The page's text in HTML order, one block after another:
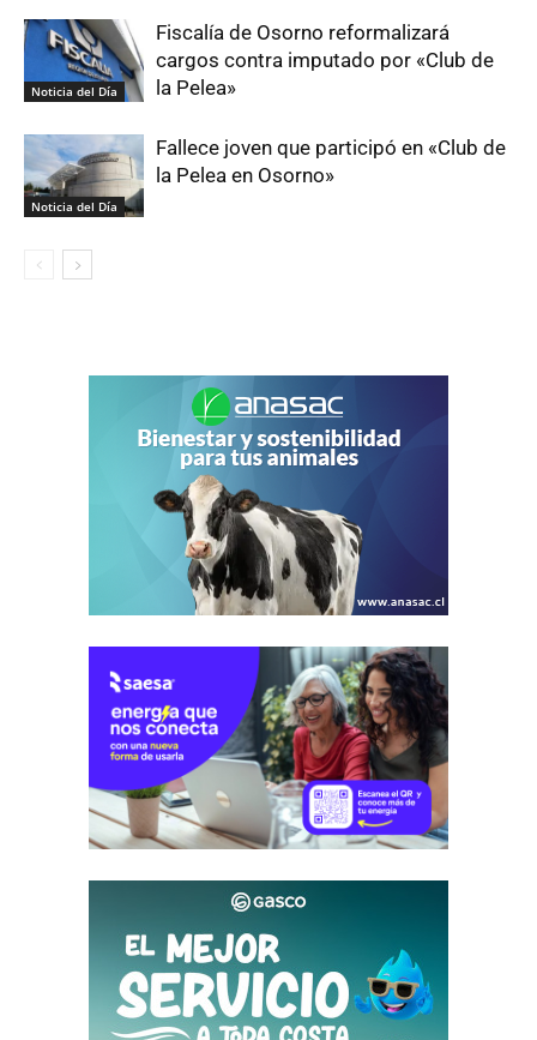
Noticia del Día
Fiscalía de Osorno reformalizará
cargos contra imputado por «Club de
la Pelea»
Noticia del Día
Fallece joven que participó en «Club de
la Pelea en Osorno»